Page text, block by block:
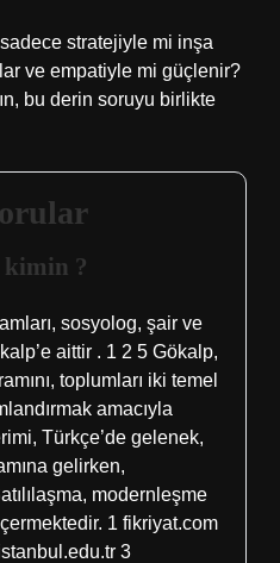
stratejiyle mi inşa
ve empatiyle mi güçlenir?
bu derin soruyu birlikte
kimin ?
sosyolog, şair ve
aittir . 1 2 5 Gökalp,
toplumları iki temel
amacıyla
Türkçe’de gelenek,
gelirken,
modernleşme
1 fikriyat.com
3